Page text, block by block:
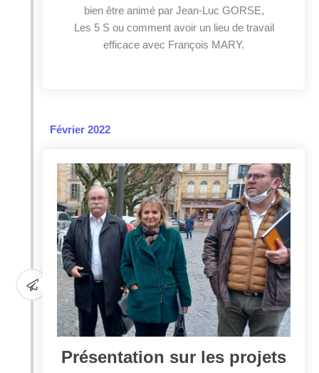
bien être animé par Jean-Luc GORSE,
Les 5 S ou comment avoir un lieu de travail
efficace avec François MARY.
Février 2022
Présentation sur les projets